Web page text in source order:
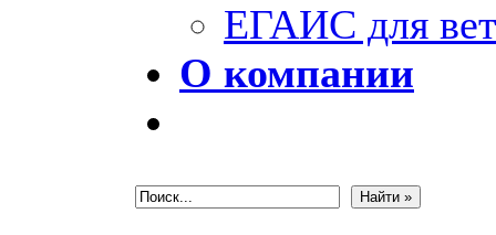
ЕГАИС для
О компании